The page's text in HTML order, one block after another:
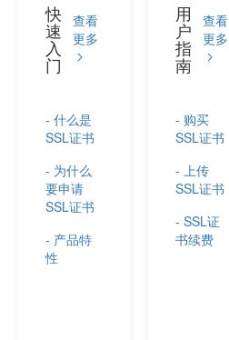
快
速
入
门
查看
更多
- 什么是
SSL证书
- 为什么
要申请
SSL证书
- 产品特
性
用
户
指
南
查看
更多
- 购买
SSL证书
- 上传
SSL证书
- SSL证
书续费